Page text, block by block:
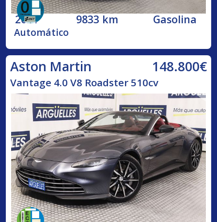
2021 9833 km Gasolina
Automático
Aston Martin 148.800€
Vantage 4.0 V8 Roadster 510cv